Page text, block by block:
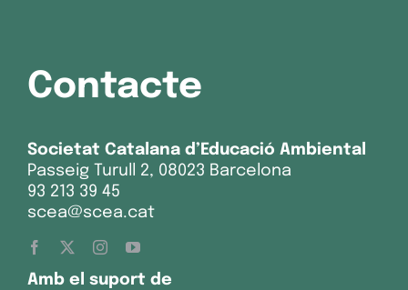
Contacte
Societat Catalana d’Educació Ambiental
Passeig Turull 2, 08023 Barcelona
93 213 39 45
scea@scea.cat
Amb el suport de